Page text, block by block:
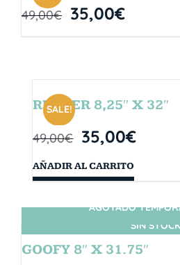
49,00€ 35,00€
SALE!
RUBBER 8,25″ X 32″
49,00€ 35,00€
AÑADIR AL CARRITO
SIN STOCK
AGOTADO
GOOFY 8″ X 31.75″